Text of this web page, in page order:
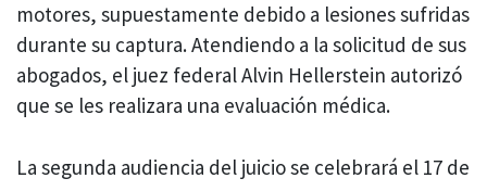
motores, supuestamente debido a lesiones sufridas
durante su captura. Atendiendo a la solicitud de sus
abogados, el juez federal Alvin Hellerstein autorizó
que se les realizara una evaluación médica.
La segunda audiencia del juicio se celebrará el 17 de